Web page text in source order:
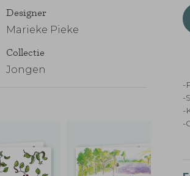
Designer
Marieke Pieke
Collectie
Jongen
-
-
-
-